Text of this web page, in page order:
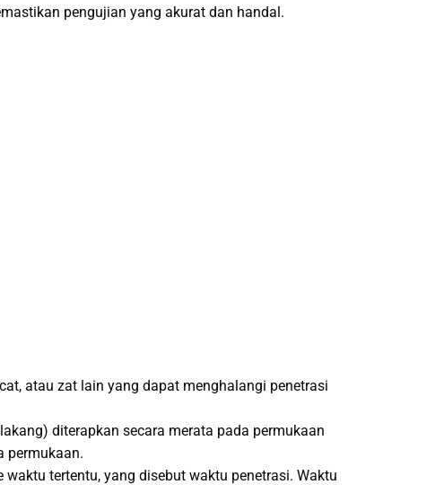
pengujian yang akurat dan handal.
atau zat lain yang dapat menghalangi penetrasi
diterapkan secara merata pada permukaan
permukaan.
tertentu, yang disebut waktu penetrasi. Waktu